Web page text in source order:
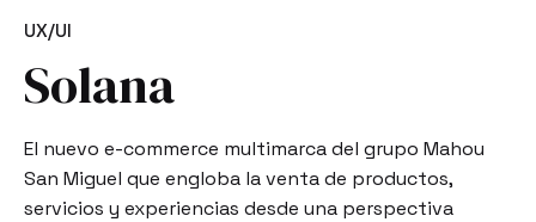
UX/UI
Solana
El nuevo e-commerce multimarca del grupo Mahou
San Miguel que engloba la venta de productos,
servicios y experiencias desde una perspectiva